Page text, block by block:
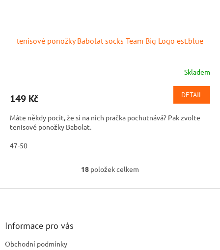
tenisové ponožky Babolat socks Team Big Logo est.blue
Skladem
149 Kč DETAIL
Máte někdy pocit, že si na nich pračka pochutnává? Pak zvolte
tenisové ponožky Babolat.
47-50
O
l
18 položek celkem
Informace pro vás
Obchodní podmínky